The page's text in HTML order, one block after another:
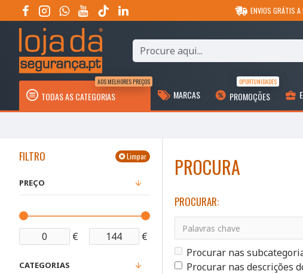
ENVIOS GRÁTIS
TODAS AS CATEGORIAS
AOS MELHORES PREÇOS
MARCAS PROMOÇÕES
OPORTUNIDADES
FILTRO Limpar
PREÇO
€ €
CATEGORIAS
PROCURA
PROCURAR:
Procurar nas
Procurar nas descrições